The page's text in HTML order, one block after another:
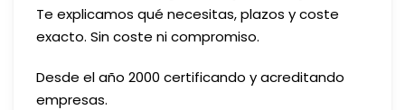
Te explicamos qué necesitas, plazos y coste
exacto. Sin coste ni compromiso.
Desde el año 2000 certificando y acreditando
empresas.